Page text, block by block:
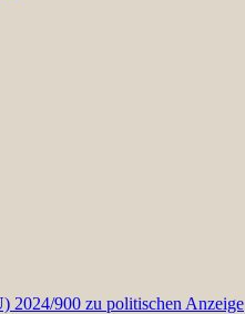
2024/900 zu politischen Anzeige